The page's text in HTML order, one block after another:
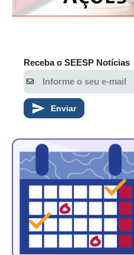
CONTATO
ATUALIZAÇÃO CADASTRAL
NÚCLEO JOVEM
Receba o SEESP Notícias
Enviar